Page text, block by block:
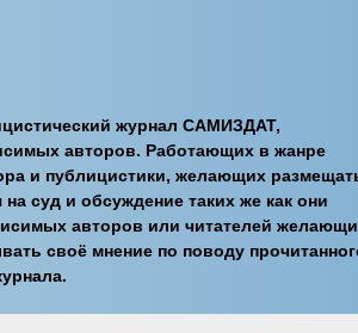
журнал САМИЗДАТ,
авторов. Работающих в жанре
и публицистики, желающих
суд и обсуждение таких же как они
авторов или читателей
своё мнение по поводу